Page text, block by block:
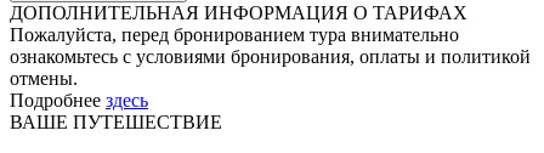
ДОПОЛНИТЕЛЬНАЯ ИНФОРМАЦИЯ О ТАРИФАХ
Пожалуйста, перед бронированием тура внимательно
ознакомьтесь с условиями бронирования, оплаты и политикой
отмены.
Подробнее здесь
ВАШЕ ПУТЕШЕСТВИЕ